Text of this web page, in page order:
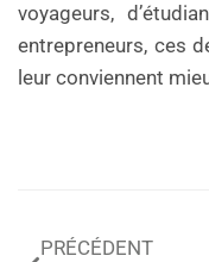
voyageurs,
entrepreneurs, ces
leur conviennent
PRÉCÉDENT